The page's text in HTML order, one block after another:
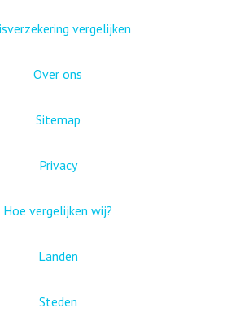
vergelijken
Over ons
Sitemap
Privacy
Hoe vergelijken wij?
Landen
Steden